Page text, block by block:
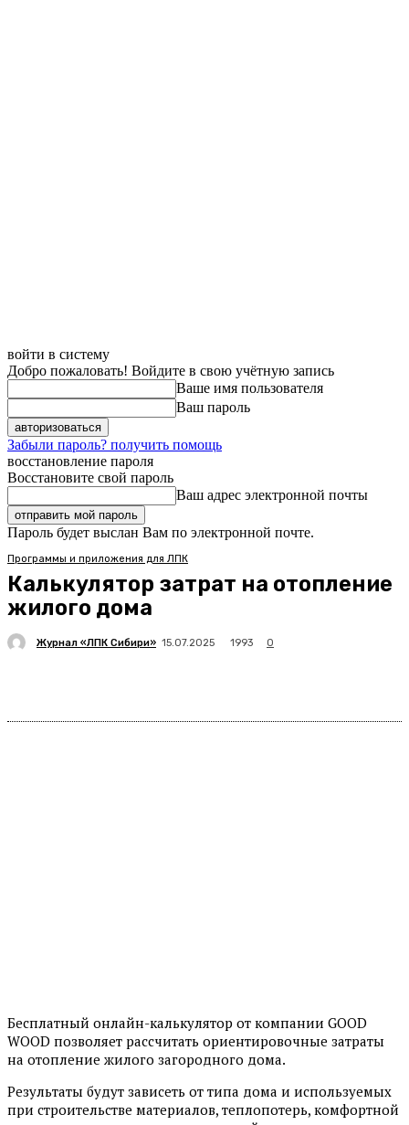
войти в систему
Добро пожаловать! Войдите в свою учётную запись
Ваше имя пользователя
Ваш пароль
Забыли пароль? получить помощь
восстановление пароля
Восстановите свой пароль
Ваш адрес электронной почты
Пароль будет выслан Вам по электронной почте.
Программы и приложения для ЛПК
Калькулятор затрат на отопление
жилого дома
Журнал «ЛПК Сибири» 15.07.2025 1993 0
Бесплатный онлайн-калькулятор от компании GOOD
WOOD позволяет рассчитать ориентировочные затраты
на отопление жилого загородного дома.
Результаты будут зависеть от типа дома и используемых
при строительстве материалов, теплопотерь, комфортной